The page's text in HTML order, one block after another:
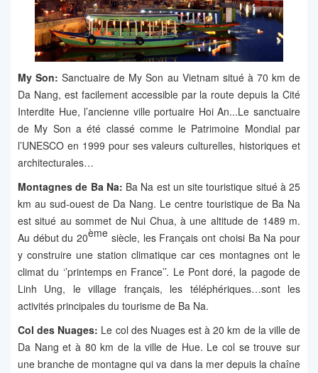
My Son:Sanctuaire de My Son au Vietnam situé à 70 km de
Da Nang, est facilement accessible par la route depuis la Cité
Interdite Hue, l’ancienne ville portuaire Hoi An...Le sanctuaire
de My Son a été classé comme le Patrimoine Mondial par
l’UNESCO en 1999 pour ses valeurs culturelles, historiques et
architecturales…
Montagnes de Ba Na: Ba Na est un site touristique situé à 25
km au sud-ouest de Da Nang. Le centre touristique de Ba Na
est situé au sommet de Nui Chua, à une altitude de 1489 m.
Au début du 20ème siècle, les Français ont choisi Ba Na pour
y construire une station climatique car ces montagnes ont le
climat du ‘’printemps en France’’. Le Pont doré, la pagode de
Linh Ung, le village français, les téléphériques…sont les
activités principales du tourisme de Ba Na.
Col des Nuages: Le col des Nuages est à 20 km de la ville de
Da Nang et à 80 km de la ville de Hue. Le col se trouve sur
une branche de montagne qui va dans la mer depuis la chaîne